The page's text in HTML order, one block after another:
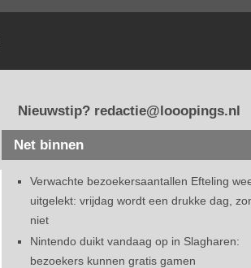
Nieuwstip? redactie@looopings.nl
Net binnen
Verwachte bezoekersaantallen Efteling
uitgelekt: vrijdag wordt een drukke dag,
niet
Nintendo duikt vandaag op in Slagharen:
bezoekers kunnen gratis gamen